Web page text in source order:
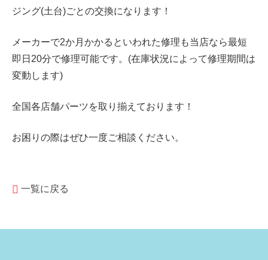
ジング(土台)ごとの交換になります！
メーカーで2か月かかるといわれた修理も当店なら最短
即日20分で修理可能です。(在庫状況によって修理期間は
変動します)
全国各店舗パーツを取り揃えております！
お困りの際はぜひ一度ご相談ください。
一覧に戻る